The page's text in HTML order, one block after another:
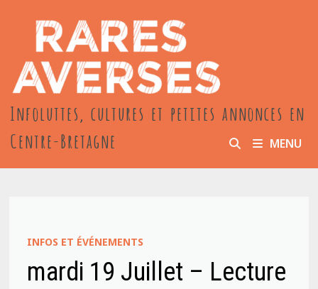
contenu
Infoluttes, cultures et petites annonces en
Centre-Bretagne
MENU
INFOS ET ÉVÉNEMENTS
mardi 19 Juillet – Lecture